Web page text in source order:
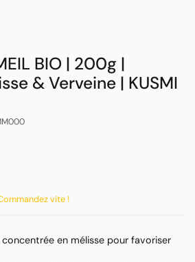
BIO | 200g |
& Verveine | KUSMI
vite !
en mélisse pour favoriser